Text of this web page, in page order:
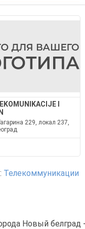
I
229, локал 237,
Телекоммуникации
Новый белград -